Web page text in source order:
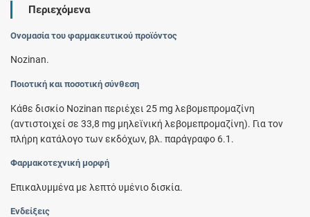
Περιεχόμενα
Ονομασία του φαρμακευτικού προϊόντος
Nozinan.
Ποιοτική και ποσοτική σύνθεση
Κάθε δισκίο Nozinan περιέχει 25 mg λεβομεπρομαζίνη
(αντιστοιχεί σε 33,8 mg μηλεϊνική λεβομεπρομαζίνη). Για τον
πλήρη κατάλογο των εκδόχων, βλ. παράγραφο 6.1.
Φαρμακοτεχνική μορφή
Επικαλυμμένα με λεπτό υμένιο δισκία.
Ενδείξεις